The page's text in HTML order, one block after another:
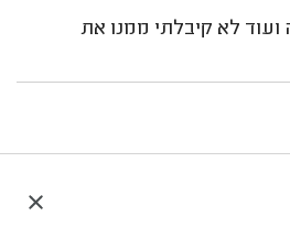
לא קיבלתי ממנו את